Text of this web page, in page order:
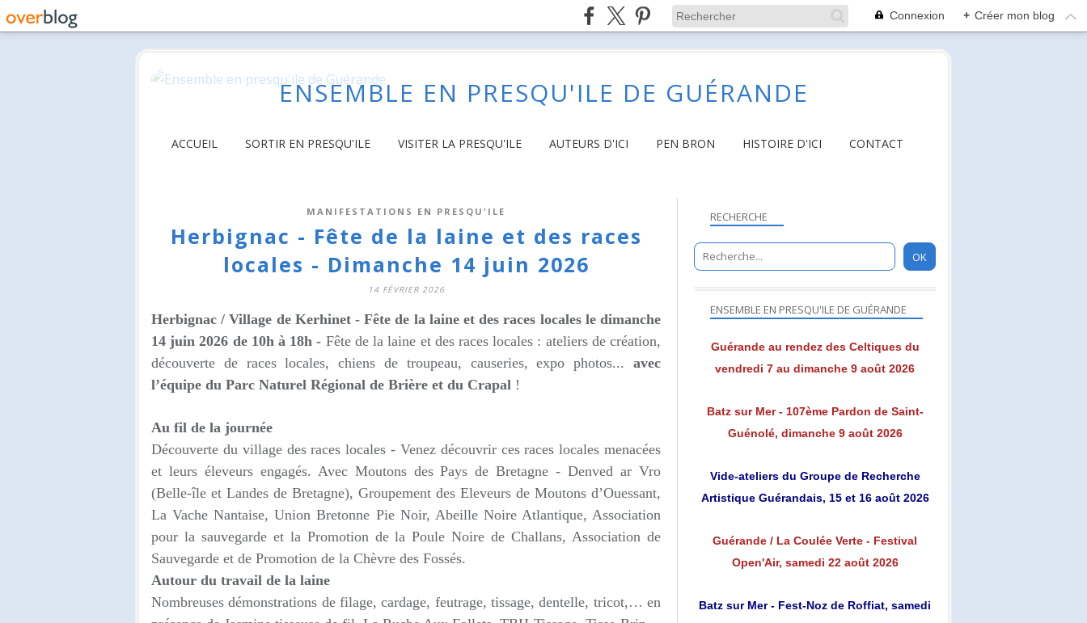
Connexion + Créer mon blog
ENSEMBLE EN PRESQU'ILE DE GUÉRANDE
ACCUEIL SORTIR EN PRESQU'ILE VISITER LA PRESQU'ILE AUTEURS D'ICI PEN BRON HISTOIRE D'ICI CONTACT
MANIFESTATIONS EN PRESQU'ILE
Herbignac - Fête de la laine et des races
locales - Dimanche 14 juin 2026
14 FÉVRIER 2026
Herbignac /Village de Kerhinet- Fête de la laine et des races locales le dimanche
14 juin 2026 de 10h à 18h - Fête de la laine et des races locales : ateliers de création,
découverte de races locales, chiens de troupeau, causeries, expo photos...avec
l’équipe du Parc Naturel Régional de Brière et du Crapal !
Au fil de la journée
Découverte du village des races locales - Venez découvrir ces races locales menacées
et leurs éleveurs engagés. Avec Moutons des Pays de Bretagne - Denved ar Vro
(Belle-île et Landes de Bretagne), Groupement des Eleveurs de Moutons d’Ouessant,
La Vache Nantaise, Union Bretonne Pie Noir, Abeille Noire Atlantique, Association
pour la sauvegarde et la Promotion de la Poule Noire de Challans, Association de
Sauvegarde et de Promotion de la Chèvre des Fossés.
Autour du travail de la laine
Nombreuses démonstrations de filage, cardage, feutrage, tissage, dentelle, tricot,… en
RECHERCHE
ENSEMBLE EN PRESQU'ILE DE GUÉRANDE
Guérande au rendez des Celtiques du
vendredi 7 au dimanche 9 août 2026
Batz sur Mer - 107ème Pardon de Saint-
Guénolé, dimanche 9 août 2026
Vide-ateliers du Groupe de Recherche
Artistique Guérandais, 15 et 16 août 2026
Guérande / La Coulée Verte - Festival
Open'Air, samedi 22 août 2026
Batz sur Mer - Fest-Noz de Roffiat, samedi